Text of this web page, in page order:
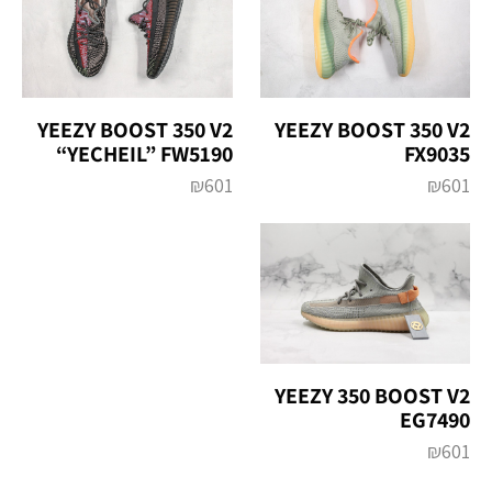
YEEZY BOOST 350 V2
FX9035
₪601
YEEZY BOOST 350 V2
“YECHEIL” FW5190
₪601
YEEZY 350 BOOST V2
EG7490
₪601